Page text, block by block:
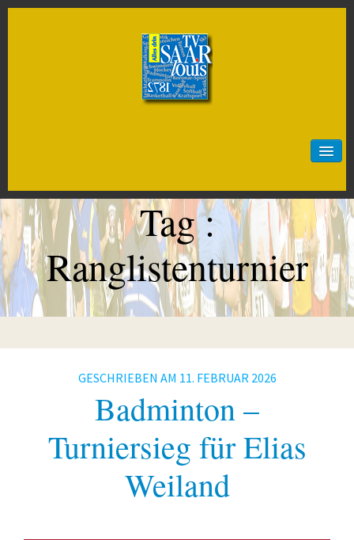
Sportarten
Artistik
Badminton
Baseball
Aqua-Jogging
Tag :
Ranglistenturnier
GESCHRIEBEN AM 11. FEBRUAR 2026
Badminton –
Turniersieg für Elias
Weiland